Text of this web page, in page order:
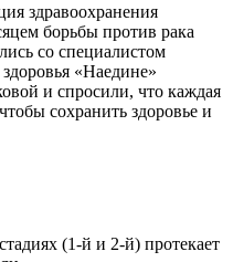
здравоохранения
борьбы против рака
со специалистом
«Наедине»
и спросили, что каждая
сохранить здоровье и
(1-й и 2-й) протекает